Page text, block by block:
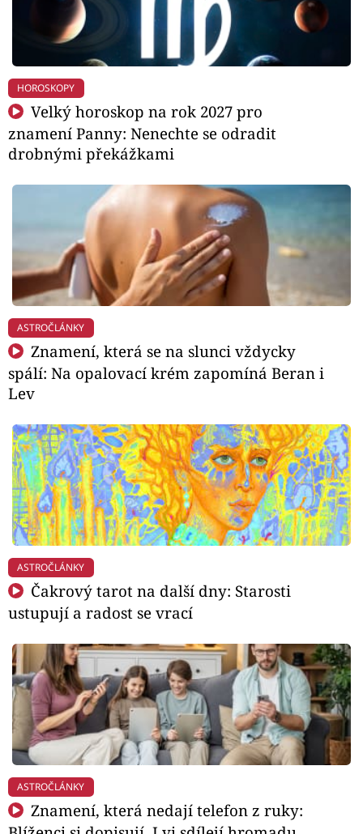
HOROSKOPY
Velký horoskop na rok 2027 pro
znamení Panny: Nenechte se odradit
drobnými překážkami
ASTROČLÁNKY
Znamení, která se na slunci vždycky
spálí: Na opalovací krém zapomíná Beran i
Lev
ASTROČLÁNKY
Čakrový tarot na další dny: Starosti
ustupují a radost se vrací
ASTROČLÁNKY
Znamení, která nedají telefon z ruky: